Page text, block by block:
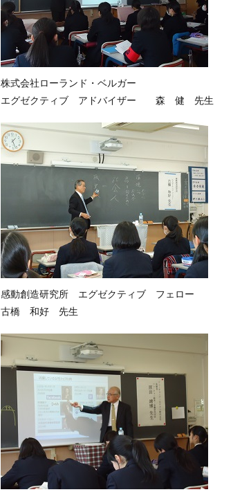
株式会社ローランド・ベルガー
エグゼクティブ アドバイザー 森 健 先生
感動創造研究所 エグゼクティブ フェロー
古橋 和好 先生